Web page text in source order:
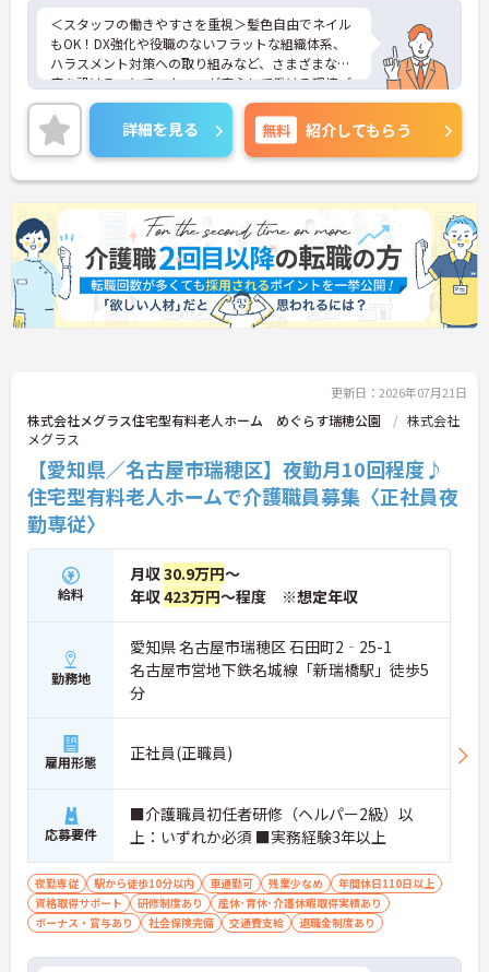
＜スタッフの働きやすさを重視＞髪色自由でネイル
もOK！DX強化や役職のないフラットな組織体系、
ハラスメント対策への取り組みなど、さまざまな制
度を設けることでスタッフが安心して働ける環境づ
くりに取り組まれています。
＜ライフスタイルに合わせた勤務形態＞夜勤ありの
シフト常勤、日勤専従、夜勤専従といったさまざま
な働き方が設定されている法人です。
＜チームで連携しながらのお仕事＞一人ひとりが主
体性をもって働くことを大切にしながらも、苦手分
野は互いで補い合うなど、チームとしてしっかりと
連携を取りながら日々の業務に努められています。
ご興味のある方には、面接対策ポイント等、さらに
詳細をお話ししますのでお気軽にご相談ください！
詳細を見る 無料 紹介してもらう
更新日：2026年07月21日
株式会社メグラス住宅型有料老人ホーム めぐらす瑞穂公園
株式会社
メグラス
【愛知県／名古屋市瑞穂区】夜勤月10回程度♪
住宅型有料老人ホームで介護職員募集〈正社員夜
勤専従〉
給料
月収30.9万円～
年収423万円～程度 ※想定年収
勤務地
愛知県 名古屋市瑞穂区 石田町2‐25-1
名古屋市営地下鉄名城線「新瑞橋駅」徒歩5
分
雇用形態 正社員(正職員)
応募要件
■介護職員初任者研修（ヘルパー2級）以
上：いずれか必須 ■実務経験3年以上
夜勤専従 駅から徒歩10分以内 車通勤可 残業少なめ
年間休日110日以上
資格取得サポート
研修制度あり
産休･育休･介護休暇取得実績あり
ボーナス・賞与あり
社会保険完備 交通費支給 退職金制度あり